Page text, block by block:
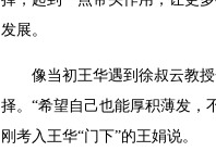
发展。
像当初王华遇到徐叔云教授
择。“希望自己也能厚积薄发，
刚考入王华“门下”的王娟说。